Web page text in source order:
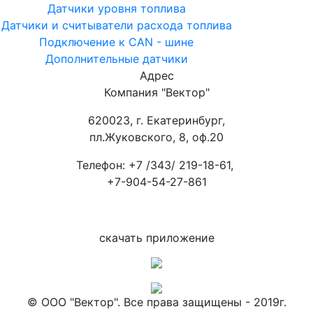
Датчики уровня топлива
Датчики и считыватели расхода топлива
Подключение к CAN - шине
Дополнительные датчики
Адрес
Компания "Вектор"
620023, г. Екатеринбург,
пл.Жуковского, 8, оф.20
Телефон: +7 /343/ 219-18-61,
+7-904-54-27-861
скачать приложение
© ООО "Вектор". Все права защищены - 2019г.